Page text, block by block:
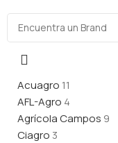
Acuagro 11
AFL-Agro 4
Agrícola Campos 9
Ciagro 3